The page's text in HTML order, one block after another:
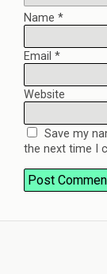
Name *
Email *
Website
Save my
the next time I